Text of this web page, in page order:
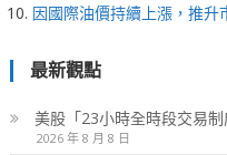
因國際油價持續上漲，推升
最新觀點
美股「23小時全時段交易
2026 年 8 月 8 日